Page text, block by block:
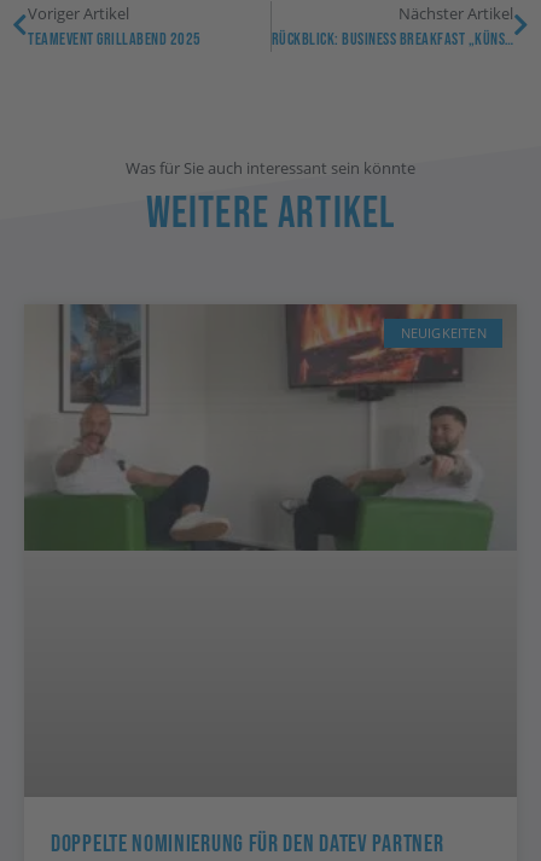
Voriger Artikel
Teamevent Grillabend 2025
Nächster Artikel
Rückblick: Business Breakfast „Künstliche Intelligenz Verstehen Und Erfolgreich Einsetzen“
Was für Sie auch interessant sein könnte
Weitere Artikel
NEUIGKEITEN
Doppelte Nominierung Für Den DATEV Partner